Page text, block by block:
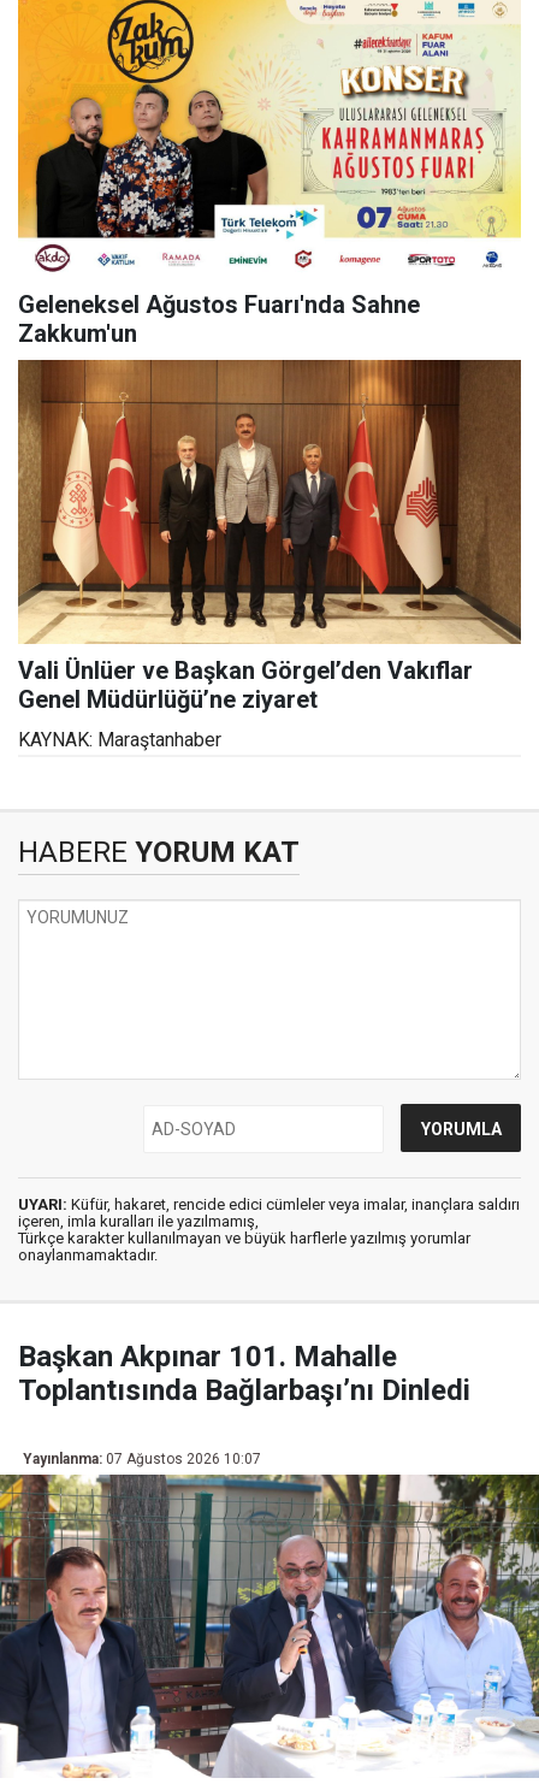
Geleneksel Ağustos Fuarı'nda Sahne
Zakkum'un
Vali Ünlüer ve Başkan Görgel’den Vakıflar
Genel Müdürlüğü’ne ziyaret
KAYNAK: Maraştanhaber
HABERE YORUM KAT
UYARI: Küfür, hakaret, rencide edici cümleler veya imalar, inançlara saldırı
içeren, imla kuralları ile yazılmamış,
Türkçe karakter kullanılmayan ve büyük harflerle yazılmış yorumlar
onaylanmamaktadır.
Başkan Akpınar 101. Mahalle
Toplantısında Bağlarbaşı’nı Dinledi
Yayınlanma: 07 Ağustos 2026 10:07